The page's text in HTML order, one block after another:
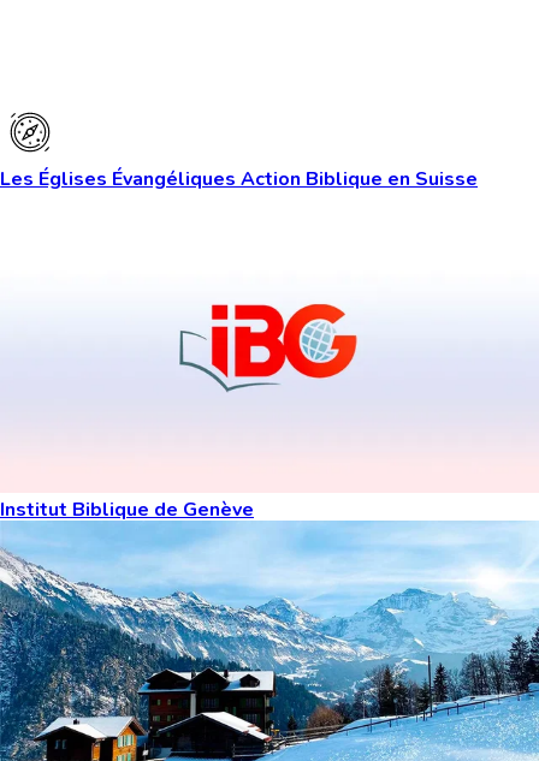
Les Églises Évangéliques Action Biblique en Suisse
Institut Biblique de Genève